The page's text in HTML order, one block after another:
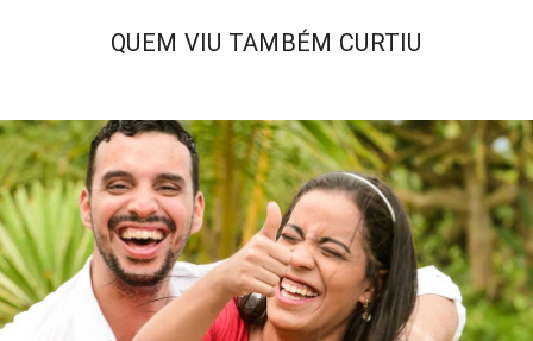
QUEM VIU TAMBÉM CURTIU